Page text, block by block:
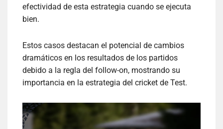
efectividad de esta estrategia cuando se ejecuta
bien.
Estos casos destacan el potencial de cambios
dramáticos en los resultados de los partidos
debido a la regla del follow-on, mostrando su
importancia en la estrategia del cricket de Test.